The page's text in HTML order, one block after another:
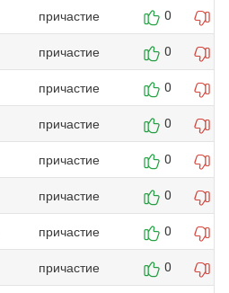
причастие 0
причастие 0
причастие 0
причастие 0
причастие 0
причастие 0
причастие 0
причастие 0